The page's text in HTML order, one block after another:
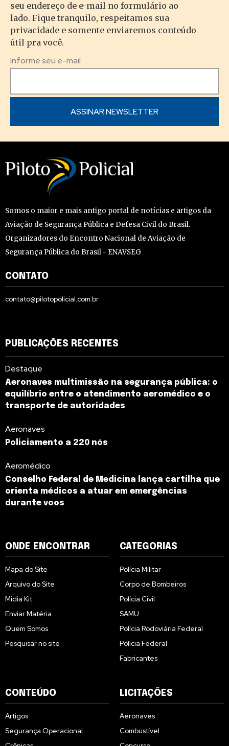
seu endereço de e-mail no formulário ao
lado. Fique tranquilo, respeitamos sua
privacidade e somente enviaremos conteúdo
útil pra você.
Informe seu e-mail
Somos o maior e mais antigo portal de notícias e artigos da
Aviação de Segurança Pública e Defesa Civil do Brasil.
Organizadores do Encontro Nacional de Aviação de
Segurança Pública do Brasil - ENAVSEG
CONTATO
contato@pilotopolicial.com.br
PUBLICAÇÕES RECENTES
Destaque
Aeronaves multimissão na segurança pública: o
equilíbrio entre o atendimento aeromédico e o
transporte de autoridades
Aeronaves
Policiamento a 220 nós
Aeromédico
Conselho Federal de Medicina lança cartilha que
orienta médicos a atuar em emergências
durante voos
ONDE ENCONTRAR
Mapa do Site
Arquivo do Site
Midia Kit
Enviar Matéria
Quem Somos
Pesquisar no site
CATEGORIAS
Polícia Militar
Corpo de Bombeiros
Polícia Civil
SAMU
Polícia Rodoviária Federal
Polícia Federal
Fabricantes
CONTEÚDO
Artigos
Segurança Operacional
LICITAÇÕES
Aeronaves
Combustível